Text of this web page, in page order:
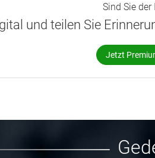
Sind Sie der
und teilen Sie
Jetzt